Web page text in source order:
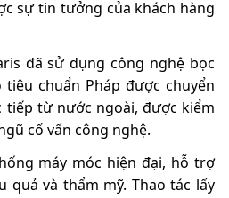
sự tin tưởng của khách hàng
đã sử dụng công nghệ bọc
chuẩn Pháp được chuyển
tiếp từ nước ngoài, được kiểm
cố vấn công nghệ.
máy móc hiện đại, hỗ trợ
quả và thẩm mỹ. Thao tác lấy